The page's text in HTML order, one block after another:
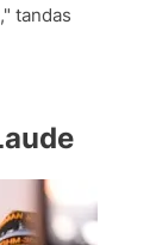
tandas